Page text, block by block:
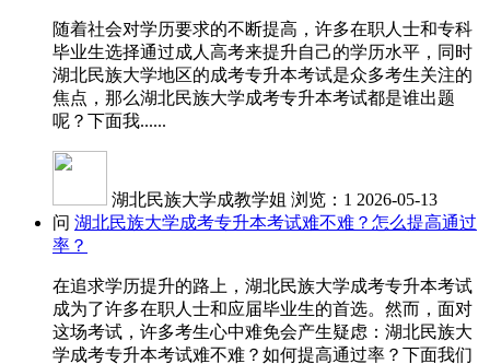
随着社会对学历要求的不断提高，许多在职人士和专科
毕业生选择通过成人高考来提升自己的学历水平，同时
湖北民族大学地区的成考专升本考试是众多考生关注的
焦点，那么湖北民族大学成考专升本考试都是谁出题
呢？下面我......
湖北民族大学成教学姐 浏览：1 2026-05-13
问 湖北民族大学成考专升本考试难不难？怎么提高通过
率？
在追求学历提升的路上，湖北民族大学成考专升本考试
成为了许多在职人士和应届毕业生的首选。然而，面对
这场考试，许多考生心中难免会产生疑虑：湖北民族大
学成考专升本考试难不难？如何提高通过率？下面我们